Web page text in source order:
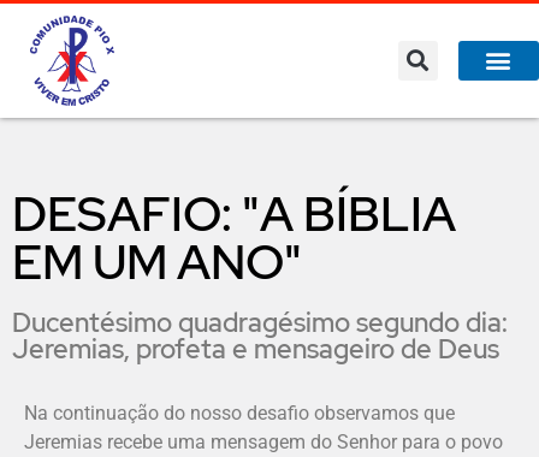
DESAFIO: "A BÍBLIA
EM UM ANO"
Ducentésimo quadragésimo segundo dia:
Jeremias, profeta e mensageiro de Deus
Na continuação do nosso desafio observamos que
Jeremias recebe uma mensagem do Senhor para o povo